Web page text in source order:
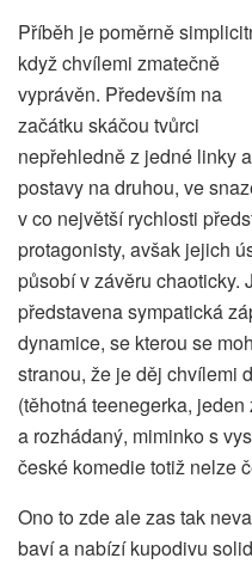
Příběh je poměrně
když chvílemi zmatečně
vyprávěn. Především na
začátku skáčou tvůrci
nepřehledně z jedné linky a
postavy na druhou, ve
v co největší rychlosti
protagonisty, avšak jejich
působí v závěru chaoticky.
představena sympatická
dynamice, se kterou se
stranou, že je děj chvílemi
(těhotná teenegerka,
a rozhádaný, miminko s
české komedie totiž nelze
Ono to zde ale zas tak
baví a nabízí kupodivu